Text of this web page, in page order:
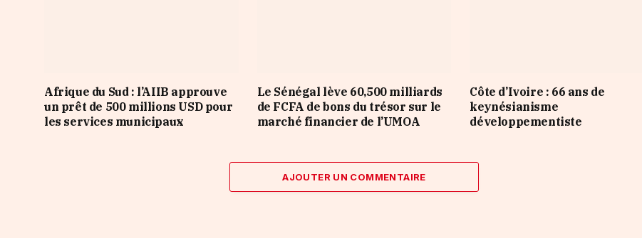
Afrique du Sud : l’AIIB approuve
un prêt de 500 millions USD pour
les services municipaux
Le Sénégal lève 60,500 milliards
de FCFA de bons du trésor sur le
marché financier de l’UMOA
Côte d’Ivoire : 66 ans de
keynésianisme
développementiste
AJOUTER UN COMMENTAIRE